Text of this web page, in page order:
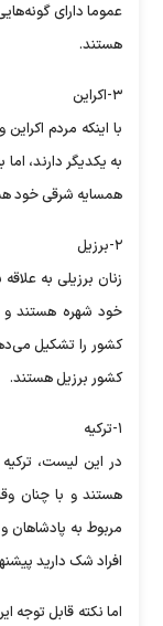
عموما دارای
هستند.
۳-اکراین
با اینکه مردم
به یکدیگر دارند،
همسایه شرقی خود
۲-برزیل
زنان برزیلی به
خود شهره هستند و
کشور را تشکیل
کشور برزیل هستند.
۱-ترکیه
در این لیست،
هستند و با چنان
مربوط به پادشاهان
افراد شک دارید